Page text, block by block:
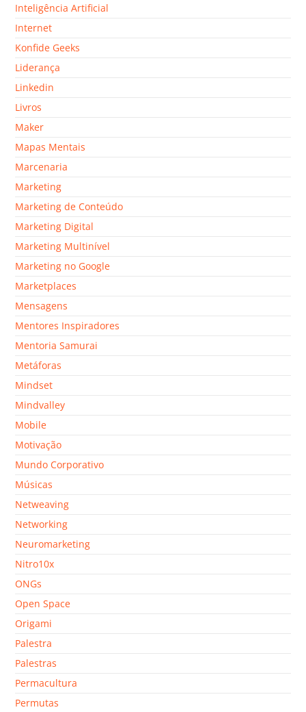
Inteligência Artificial
Internet
Konfide Geeks
Liderança
Linkedin
Livros
Maker
Mapas Mentais
Marcenaria
Marketing
Marketing de Conteúdo
Marketing Digital
Marketing Multinível
Marketing no Google
Marketplaces
Mensagens
Mentores Inspiradores
Mentoria Samurai
Metáforas
Mindset
Mindvalley
Mobile
Motivação
Mundo Corporativo
Músicas
Netweaving
Networking
Neuromarketing
Nitro10x
ONGs
Open Space
Origami
Palestra
Palestras
Permacultura
Permutas